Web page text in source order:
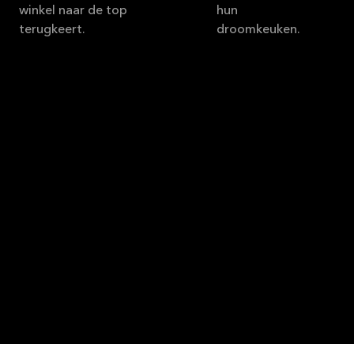
winkel naar de top
terugkeert.
hun
droomkeuken.